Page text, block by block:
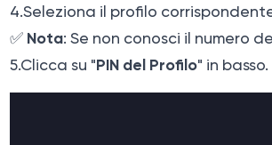
4.Seleziona il profilo
✅ Nota: Se non conosci il numero
5.Clicca su "PIN del Profilo" in basso.